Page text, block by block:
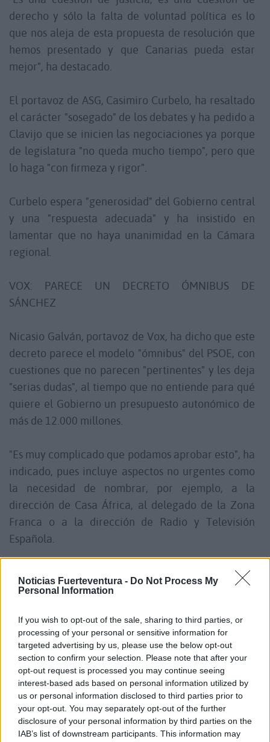
Noticias Fuerteventura - Do Not Process My
Personal Information
If you wish to opt-out of the sale, sharing to third parties, or
processing of your personal or sensitive information for
targeted advertising by us, please use the below opt-out
section to confirm your selection. Please note that after your
opt-out request is processed you may continue seeing
interest-based ads based on personal information utilized by
us or personal information disclosed to third parties prior to
your opt-out. You may separately opt-out of the further
disclosure of your personal information by third parties on the
IAB’s list of downstream participants. This information may
derecho y sólo la falta de voluntad política es lo
que nos aleja de esta propuesta de resolución que
hemos presentado y que Canarias pueda estar
mejor", ha destacado.
El portavoz de ASG, Casimiro Curbelo, ha resaltado
el carácter "sosegado" de los debates y ha pedido a
Clavijo que se inicien las negociaciones ya porque
de legislatura "no queda mucho tiempo", pero que
lo haga "con firmeza y rigor".
Curbelo espera "generosidad" del Gobierno central
y una "respuesta adecuada" y ha insistido en
lamentar que no haya unanimidad en la Cámara
regional.
VOX: PARECE UN DECRETO ÓMNIBUS DE
SÁNCHEZ
Nicasio Galván, portavoz de Vox, ha dicho que este
decreto parece el modelo "ómnibus" del PSOE, con
cuestiones que no parecen "pertinentes" y les deja
"serias dudas", al tiempo que no entiende para qué
quiere el Gobierno un presupuesto autonómico de
más de 12.000 millones.
"Es muy complicado que podamos aprobar esto", ha
indicado, pues incluye aspectos no urgentes como
la necesidad de nombrar, por ejemplo, a la
dirección de Casa África, al delegado de la Zona
Franca o a la dirección de Radio y Televisión
Española.
Luis Campos, portavoz de NC-BC, ha tildado de
"acomplejado" a Clavijo por no defender el
exterior", al tiempo que le ha acusado de "engañar"
e "instrumentalizar" a la oposición.
Luz Reverón, portavoz del Grupo Popular, ha
comentado que hay una "urgente necesidad" de
aprobar este decreto porque no hay PGE, "retrasos
continuos" del Gobierno central y una "presión" que